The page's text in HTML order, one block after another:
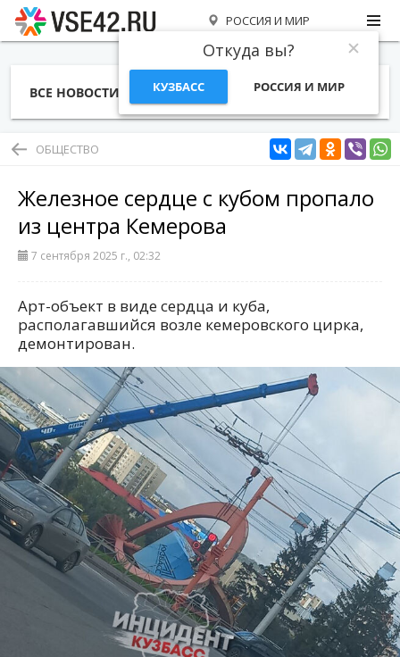
РОССИЯ И МИР
Откуда вы?
КУЗБАСС РОССИЯ И МИР
ВСЕ НОВОСТИ СТАТЬИ ТЕМЫ ФОТО
ОБЩЕСТВО
Железное сердце с кубом пропало
из центра Кемерова
7 сентября 2025 г., 02:32
Арт-объект в виде сердца и куба,
располагавшийся возле кемеровского цирка,
демонтирован.